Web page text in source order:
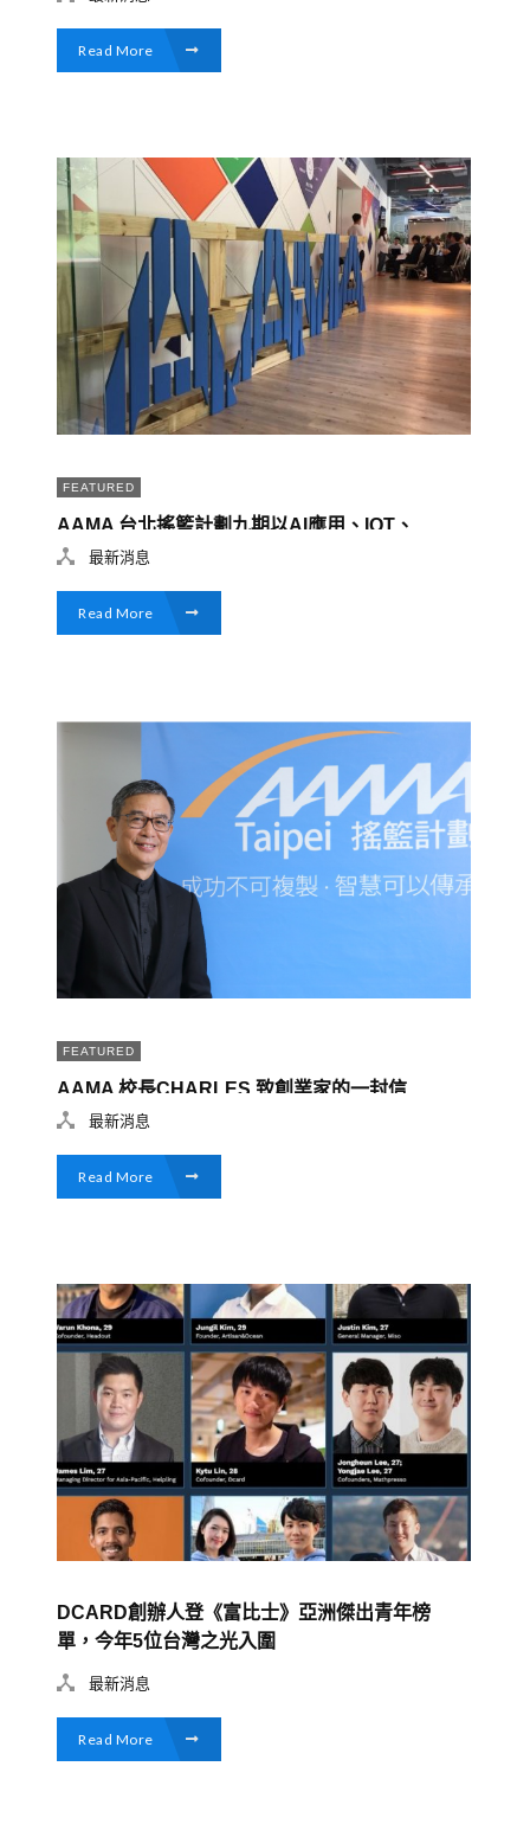
Read More
FEATURED
AAMA 台北搖籃計劃九期以AI應用、IOT、
MARTECH、文創設計領域新創突圍入選！平台
最新消息
Read More
FEATURED
AAMA 校長CHARLES 致創業家的一封信
最新消息
Read More
DCARD創辦人登《富比士》亞洲傑出青年榜
單，今年5位台灣之光入圍
最新消息
Read More